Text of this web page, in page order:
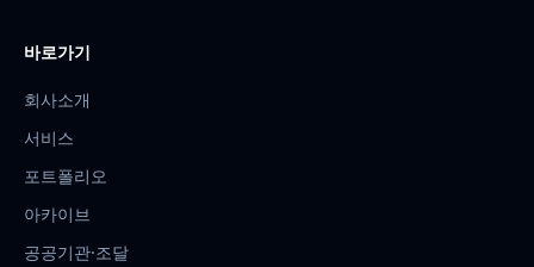
바로가기
회사소개
서비스
포트폴리오
아카이브
공공기관·조달